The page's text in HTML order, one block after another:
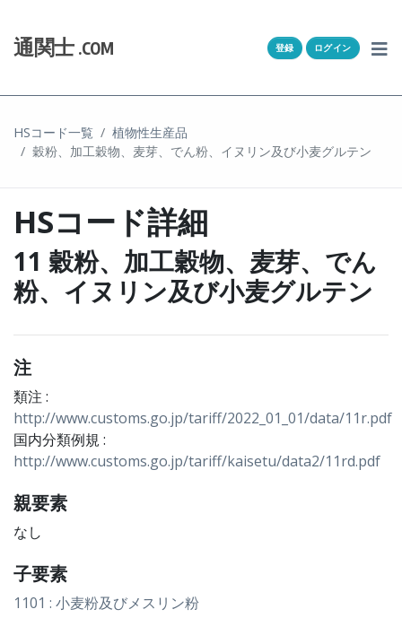
通関士 .COM 登録 ログイン
HSコード一覧
植物性生産品
穀粉、加工穀物、麦芽、でん粉、イヌリン及び小麦グルテン
HSコード詳細
11 穀粉、加工穀物、麦芽、でん
粉、イヌリン及び小麦グルテン
注
類注 :
http://www.customs.go.jp/tariff/2022_01_01/data/11r.pdf
国内分類例規 :
http://www.customs.go.jp/tariff/kaisetu/data2/11rd.pdf
親要素
なし
子要素
1101 : 小麦粉及びメスリン粉
通関Ｑ＆Ａ
通関士NEWS
HSコード
ユーザー登録
ログイン